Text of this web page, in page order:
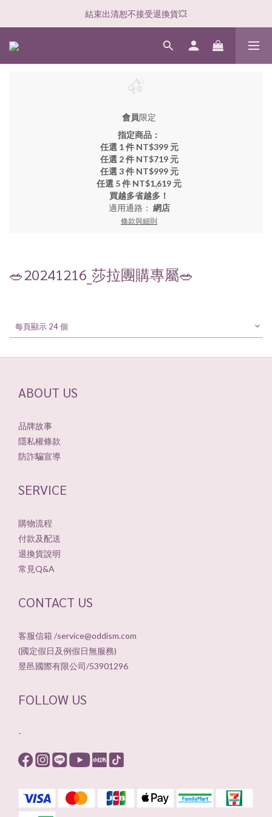
結束出清恕不接受退換貨💥
會員限定
指定商品：
任選 1 件 NT$399 元
任選 2 件 NT$719 元
任選 3 件 NT$999 元
任選 5 件 NT$1,619 元
買越多省越多！
適用通路： 網店
條款與細則
🥗20241216_莎拉團購專屬🥗
每頁顯示 24 個
ABOUT US
品牌故事
隱私權條款
防詐騙宣導
SERVICE
購物流程
付款及配送
退換貨說明
常見Q&A
CONTACT US
客服信箱 /service@oddism.com
(國定假日及例假日無服務)
昱邑國際有限公司/53901296
FOLLOW US
-